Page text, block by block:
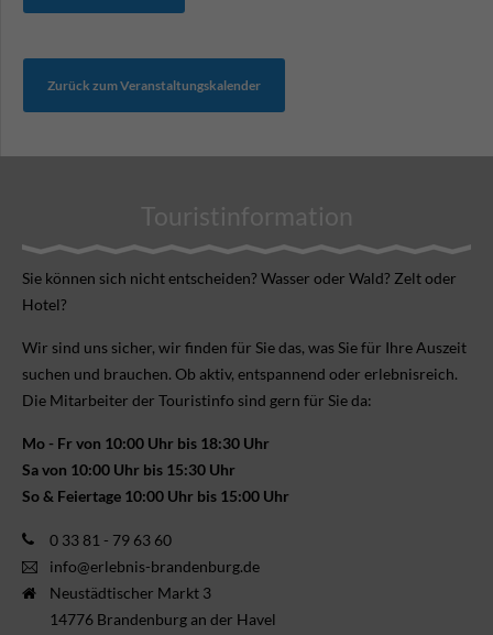
Zurück zum Veranstaltungskalender
Touristinformation
Sie können sich nicht ent­scheiden? Wasser oder Wald? Zelt oder
Hotel?
Wir sind uns sicher, wir finden für Sie das, was Sie für Ihre Aus­zeit
suchen und brauchen. Ob aktiv, ent­spannend oder erlebnis­reich.
Die Mitarbeiter der Touristinfo sind gern für Sie da:
Mo - Fr von 10:00 Uhr bis 18:30 Uhr
Sa von 10:00 Uhr bis 15:30 Uhr
So & Feiertage 10:00 Uhr bis 15:00 Uhr
0 33 81 - 79 63 60
info@erlebnis-brandenburg.de
Neustädtischer Markt 3
14776 Brandenburg an der Havel